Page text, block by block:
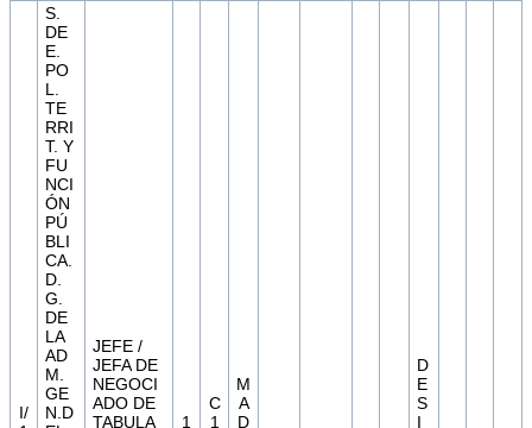
I/
S.
DE
E.
PO
L.
TE
RRI
T. Y
FU
NCI
ÓN
PÚ
BLI
CA.
D.
G.
DE
LA
AD
M.
GE
N.D
JEFE /
JEFA DE
NEGOCI
ADO DE
TABULA
1
C
1
M
A
D
D
E
S
I